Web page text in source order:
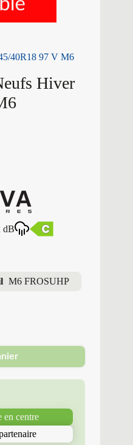
40R18 97 V M6
Hiver
dB
M6 FROSUHP
en centre